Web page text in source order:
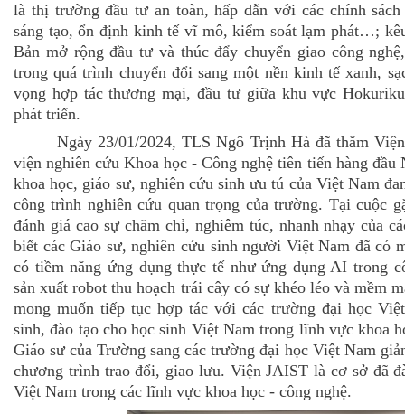
là thị trường đầu tư an toàn, hấp dẫn với các chính
sáng tạo, ổn định kinh tế vĩ mô, kiểm soát lạm phát…;
Bản mở rộng đầu tư và thúc đẩy chuyển giao công
trong quá trình chuyển đổi sang một nền kinh tế xanh,
vọng hợp tác thương mại, đầu tư giữa khu vực
phát triển.
Ngày 23/01/2024, TLS Ngô Trịnh Hà đã thăm
viện nghiên cứu Khoa học - Công nghệ tiên tiến hàng đầu
khoa học, giáo sư, nghiên cứu sinh ưu tú của Việt Nam
công trình nghiên cứu quan trọng của trường. Tại cuộc
đánh giá cao sự chăm chỉ, nghiêm túc, nhanh nhạy của
biết các Giáo sư, nghiên cứu sinh người Việt Nam đã có
có tiềm năng ứng dụng thực tế như ứng dụng AI trong
sản xuất robot thu hoạch trái cây có sự khéo léo và mềm
mong muốn tiếp tục hợp tác với các trường đại học
sinh, đào tạo cho học sinh Việt Nam trong lĩnh vực khoa
Giáo sư của Trường sang các trường đại học Việt Nam
chương trình trao đổi, giao lưu. Viện JAIST là cơ sở đã
Việt Nam trong các lĩnh vực khoa học - công nghệ.